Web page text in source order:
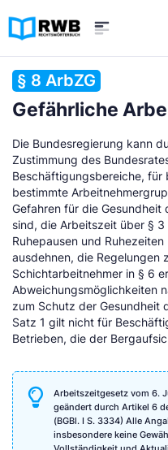
§ 8 ArbZG
Gefährliche
Die Bundesregierung kann
Zustimmung des
Beschäftigungsbereiche,
bestimmte
Gefahren für die
sind, die Arbeitszeit über §
Ruhepausen und
ausdehnen, die Regelungen
Schichtarbeitnehmer in § 6
Abweichungsmöglichkeiten
zum Schutz der Gesundheit
Satz 1 gilt nicht für
Betrieben, die der
Arbeitszeitgesetz vom 6.
geändert durch Artikel 6
(BGBl. I S. 3334) Alle
insbesondere keine